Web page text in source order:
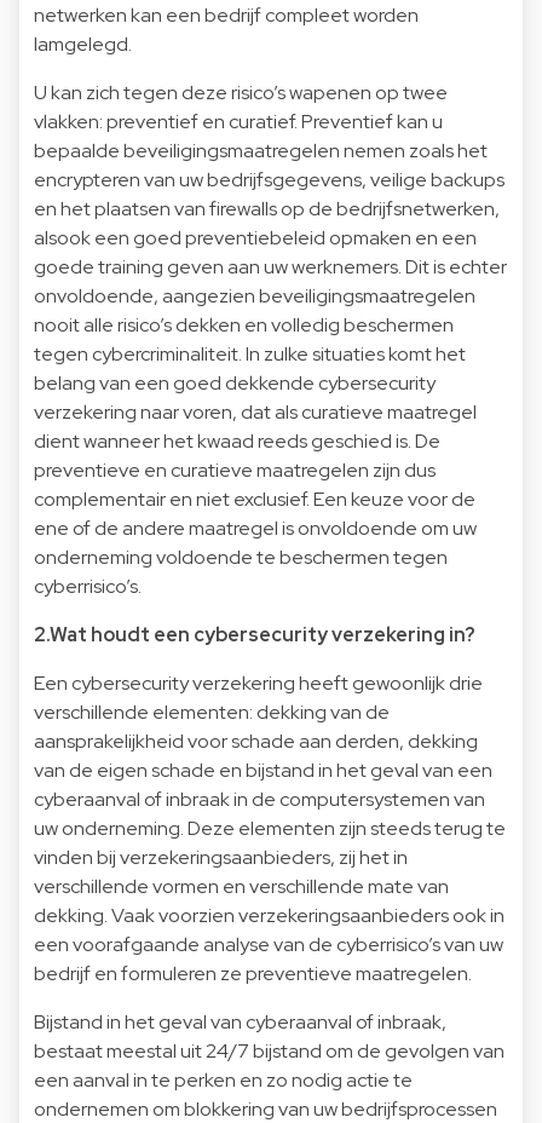
netwerken kan een bedrijf compleet worden
lamgelegd.
U kan zich tegen deze risico’s wapenen op twee
vlakken: preventief en curatief. Preventief kan u
bepaalde beveiligingsmaatregelen nemen zoals het
encrypteren van uw bedrijfsgegevens, veilige backups
en het plaatsen van firewalls op de bedrijfsnetwerken,
alsook een goed preventiebeleid opmaken en een
goede training geven aan uw werknemers. Dit is echter
onvoldoende, aangezien beveiligingsmaatregelen
nooit alle risico’s dekken en volledig beschermen
tegen cybercriminaliteit. In zulke situaties komt het
belang van een goed dekkende cybersecurity
verzekering naar voren, dat als curatieve maatregel
dient wanneer het kwaad reeds geschied is. De
preventieve en curatieve maatregelen zijn dus
complementair en niet exclusief. Een keuze voor de
ene of de andere maatregel is onvoldoende om uw
onderneming voldoende te beschermen tegen
cyberrisico’s.
2.Wat houdt een cybersecurity verzekering in?
Een cybersecurity verzekering heeft gewoonlijk drie
verschillende elementen: dekking van de
aansprakelijkheid voor schade aan derden, dekking
van de eigen schade en bijstand in het geval van een
cyberaanval of inbraak in de computersystemen van
uw onderneming. Deze elementen zijn steeds terug te
vinden bij verzekeringsaanbieders, zij het in
verschillende vormen en verschillende mate van
dekking. Vaak voorzien verzekeringsaanbieders ook in
een voorafgaande analyse van de cyberrisico’s van uw
bedrijf en formuleren ze preventieve maatregelen.
Bijstand in het geval van cyberaanval of inbraak,
bestaat meestal uit 24/7 bijstand om de gevolgen van
een aanval in te perken en zo nodig actie te
ondernemen om blokkering van uw bedrijfsprocessen